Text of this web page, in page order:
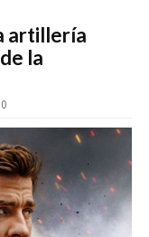
artillería
la